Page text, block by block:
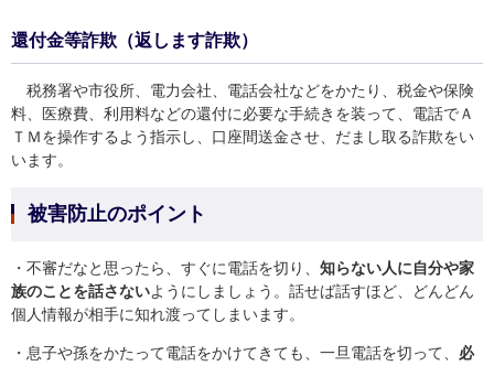
還付金等詐欺（返します詐欺）
税務署や市役所、電力会社、電話会社などをかたり、税金や保険
料、医療費、利用料などの還付に必要な手続きを装って、電話でＡ
ＴＭを操作するよう指示し、口座間送金させ、だまし取る詐欺をい
います。
被害防止のポイント
・不審だなと思ったら、すぐに電話を切り、 知らない人に自分や家
族のことを話さないようにしましょう。話せば話すほど、どんどん
個人情報が相手に知れ渡ってしまいます。
・息子や孫をかたって電話をかけてきても、一旦電話を切って、 必